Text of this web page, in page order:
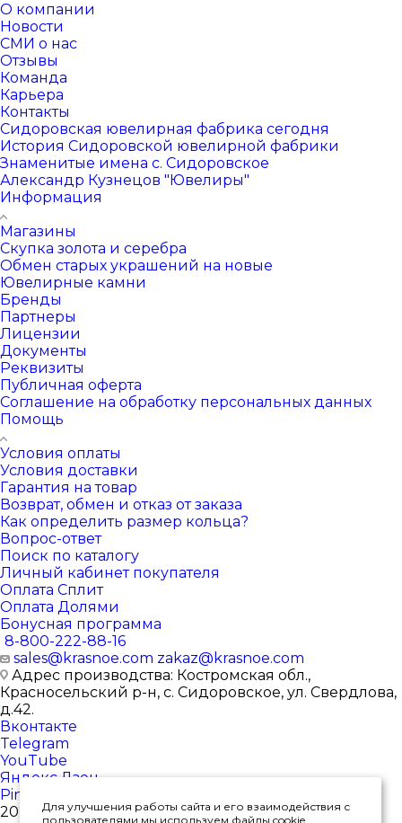
О компании
Новости
СМИ о нас
Отзывы
Команда
Карьера
Контакты
Сидоровская ювелирная фабрика сегодня
История Сидоровской ювелирной фабрики
Знаменитые имена с. Сидоровское
Александр Кузнецов "Ювелиры"
Информация
Магазины
Скупка золота и серебра
Обмен старых украшений на новые
Ювелирные камни
Бренды
Партнеры
Лицензии
Документы
Реквизиты
Публичная оферта
Соглашение на обработку персональных данных
Помощь
Условия оплаты
Условия доставки
Гарантия на товар
Возврат, обмен и отказ от заказа
Как определить размер кольца?
Вопрос-ответ
Поиск по каталогу
Личный кабинет покупателя
Оплата Сплит
Оплата Долями
Бонусная программа
8-800-222-88-16
sales@krasnoe.com zakaz@krasnoe.com
Адрес производства: Костромская обл.,
Красносельский р-н, с. Сидоровское, ул. Свердлова,
д.42.
Вконтакте
Telegram
YouTube
Яндекс.Дзен
Pinterest
2026 © Интернет-магазин ювелирных изделий от
Для улучшения работы сайта и его взаимодействия с
пользователями мы используем файлы cookie.